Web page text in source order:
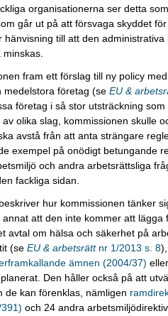
organisationerna ser detta
går ut på att försvaga skyddet för
till att den administrativa
fram ett förslag till ny policy
medelstora företag (se EU &
företag i så stor utsträckning som
olika slag, kommissionen skulle
avstå från att anta strängare
exempel på onödigt betungande
och andra arbetsrättsliga
fackliga sidan.
hur kommissionen tänker
att den inte kommer att lägga
avtal om hälsa och säkerhet på
(se EU & arbetsrättnr 1/2013 s. 8
ämnen (2004/37)
Den håller också på att
de kan förenklas, nämligen
och 24 andra